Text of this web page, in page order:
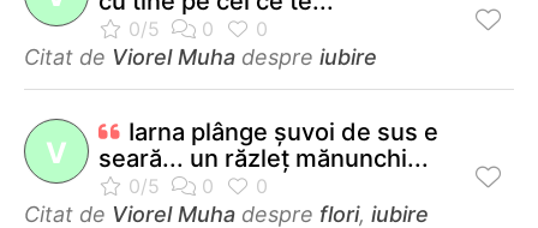
Citat de Viorel Muha despre iubire
V
Iarna plânge şuvoi de sus e
seară... un răzleţ mănunchi...
Citat de Viorel Muha despre flori, iubire